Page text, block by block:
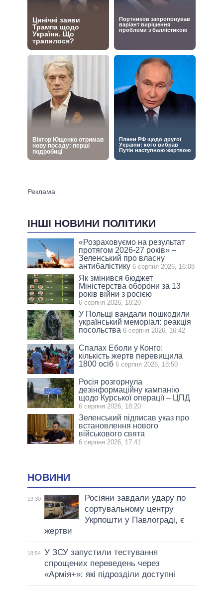
ІНШІ НОВИНИ ПОЛІТИКИ
«Розраховуємо на результат
протягом 2026-27 років» –
Зеленський про власну
антибалістику 6 серпня 2026, 16:08
Як змінився бюджет
Міністерства оборони за 13
років війни з росією
6 серпня 2026, 18:20
У Польщі вандали пошкодили
український меморіал: реакція
посольства 6 серпня 2026, 16:42
Спалах Еболи у Конго:
кількість жертв перевищила
1800 осіб 6 серпня 2026, 18:50
Росія розгорнула
дезінформаційну кампанію
щодо Курської операції – ЦПД
6 серпня 2026, 18:20
Зеленський підписав указ про
встановлення нового
військового свята
6 серпня 2026, 17:41
НОВИНИ
19:30
Росіяни завдали удару по
сортувальному центру
Укрпошти у Павлограді, є
жертви
18:54 У ЗСУ запустили тестування
спрощених переведень через
«Армія+»: які підрозділи доступні